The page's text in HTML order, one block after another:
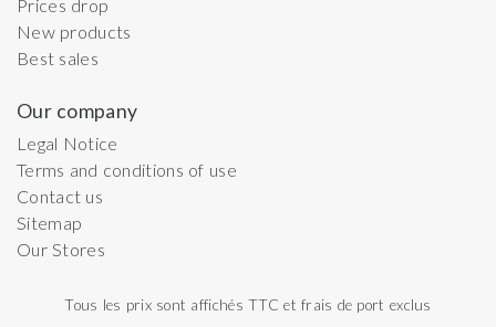
Prices drop
New products
Best sales
Our company
Legal Notice
Terms and conditions of use
Contact us
Sitemap
Our Stores
Tous les prix sont affichés TTC et frais de port exclus